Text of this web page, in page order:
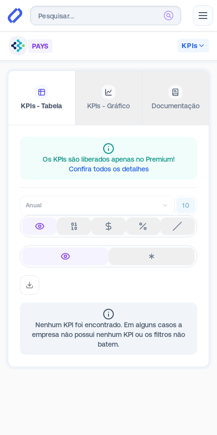
PAYS KPIs
KPIs - Tabela KPIs - Gráfico Documentação
Os KPIs são liberados apenas no Premium!
Confira todos os detalhes
Anual 10
Nenhum KPI foi encontrado. Em alguns casos a
empresa não possui nenhum KPI ou os filtros não
batem.